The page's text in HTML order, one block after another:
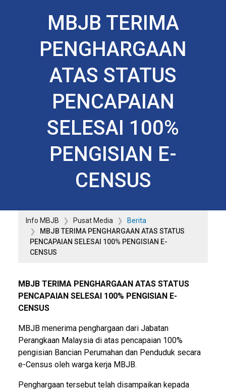
MBJB TERIMA
PENGHARGAAN
ATAS STATUS
PENCAPAIAN
SELESAI 100%
PENGISIAN E-
CENSUS
Info MBJB Pusat Media
Berita
MBJB TERIMA PENGHARGAAN ATAS STATUS
PENCAPAIAN SELESAI 100% PENGISIAN E-
CENSUS
MBJB TERIMA PENGHARGAAN ATAS STATUS
PENCAPAIAN SELESAI 100% PENGISIAN E-
CENSUS
MBJB menerima penghargaan dari Jabatan
Perangkaan Malaysia di atas pencapaian 100%
pengisian Bancian Perumahan dan Penduduk secara
e-Census oleh warga kerja MBJB.
Penghargaan tersebut telah disampaikan kepada